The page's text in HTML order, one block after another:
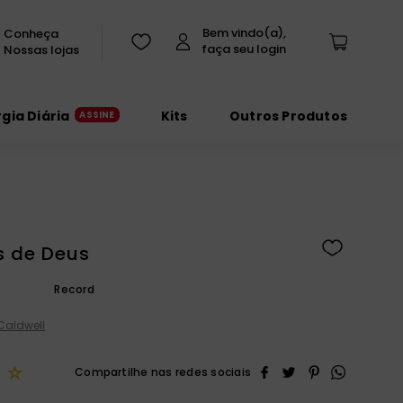
Conheça
Nossas lojas
Diária Kits Outros Produtos
de Deus
Record
☆